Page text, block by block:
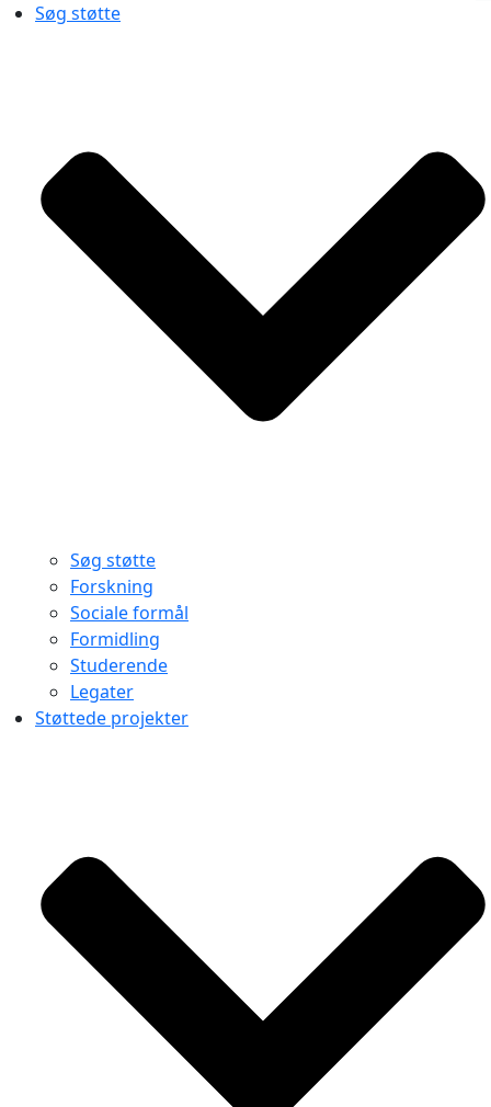
Søg støtte
Søg støtte
Forskning
Sociale formål
Formidling
Studerende
Legater
Støttede projekter